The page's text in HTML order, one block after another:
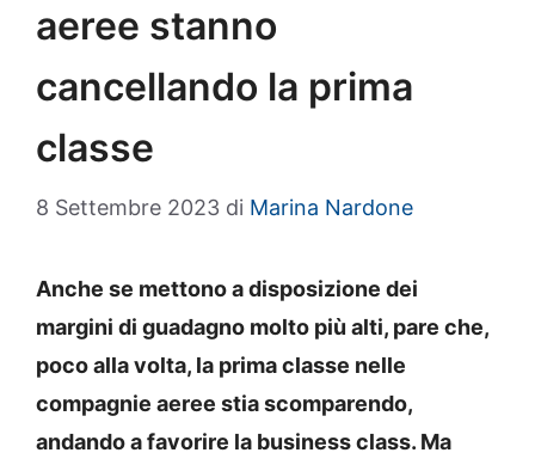
aeree stanno
cancellando la prima
classe
8 Settembre 2023 di Marina Nardone
Anche se mettono a disposizione dei
margini di guadagno molto più alti, pare che,
poco alla volta, la prima classe nelle
compagnie aeree stia scomparendo,
andando a favorire la business class. Ma